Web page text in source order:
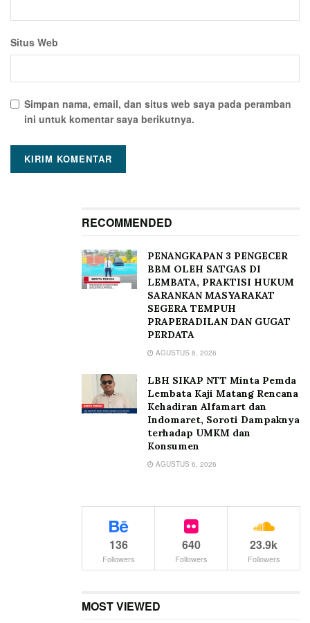
Situs Web
Simpan nama, email, dan situs web saya pada peramban
ini untuk komentar saya berikutnya.
RECOMMENDED
PENANGKAPAN 3 PENGECER
BBM OLEH SATGAS DI
LEMBATA, PRAKTISI HUKUM
SARANKAN MASYARAKAT
SEGERA TEMPUH
PRAPERADILAN DAN GUGAT
PERDATA
AGUSTUS 8, 2026
LBH SIKAP NTT Minta Pemda
Lembata Kaji Matang Rencana
Kehadiran Alfamart dan
Indomaret, Soroti Dampaknya
terhadap UMKM dan
Konsumen
AGUSTUS 6, 2026
136
Followers
640
Followers
23.9k
Followers
MOST VIEWED